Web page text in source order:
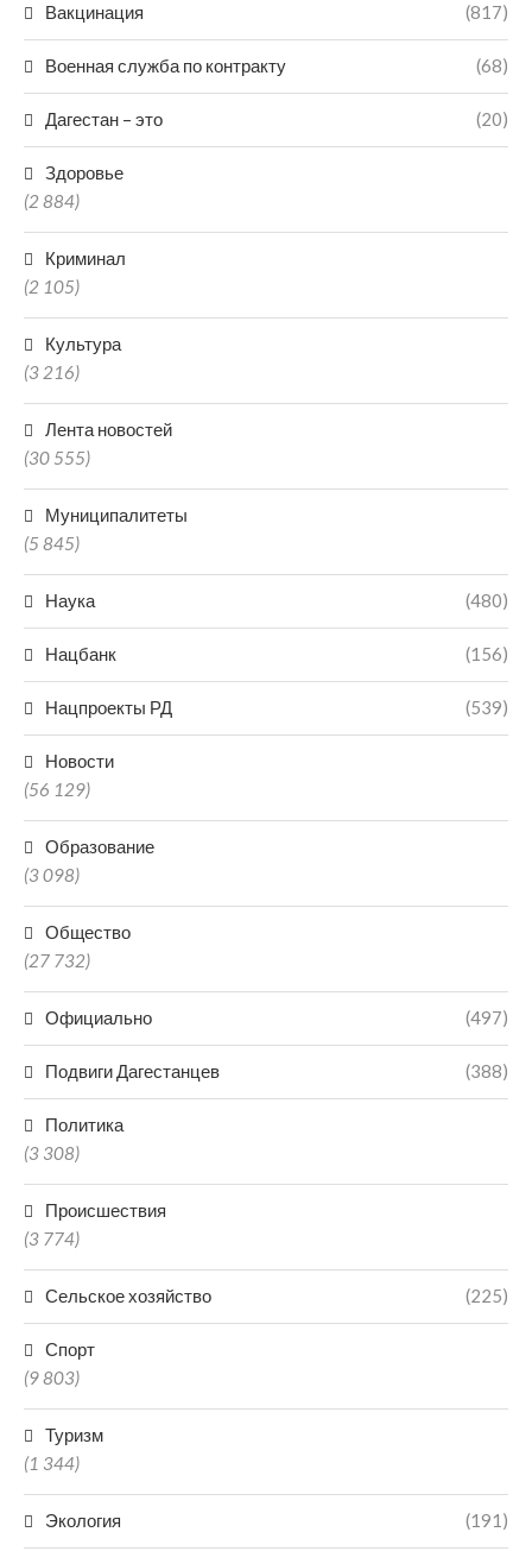
Вакцинация (817)
Военная служба по контракту (68)
Дагестан – это (20)
Здоровье
(2 884)
Криминал
(2 105)
Культура
(3 216)
Лента новостей
(30 555)
Муниципалитеты
(5 845)
Наука (480)
Нацбанк (156)
Нацпроекты РД (539)
Новости
(56 129)
Образование
(3 098)
Общество
(27 732)
Официально (497)
Подвиги Дагестанцев (388)
Политика
(3 308)
Происшествия
(3 774)
Сельское хозяйство (225)
Спорт
(9 803)
Туризм
(1 344)
Экология (191)